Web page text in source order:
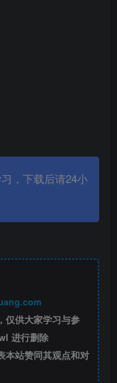
，下载后请24小
仅供大家学习与参
进行删除
本站赞同其观点和对